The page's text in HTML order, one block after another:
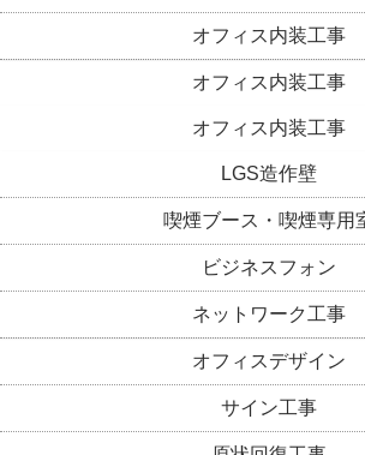
オフィス内装工事
オフィス内装工事
オフィス内装工事
LGS造作壁
喫煙ブース・喫煙専用
ビジネスフォン
ネットワーク工事
オフィスデザイン
サイン工事